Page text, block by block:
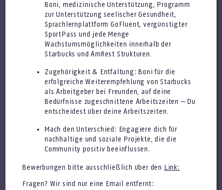
Boni, medizinische Unterstützung, Programm
zur Unterstützung seelischer Gesundheit,
Sprachlernplattform GoFluent, vergünstigter
SportPass und jede Menge
Wachstumsmöglichkeiten innerhalb der
Starbucks und AmRest Strukturen.
Zugehörigkeit & Entfaltung: Boni für die
erfolgreiche Weiterempfehlung von Starbucks
als Arbeitgeber bei Freunden, auf deine
Bedürfnisse zugeschnittene Arbeitszeiten – Du
entscheidest über deine Arbeitszeiten.
Mach den Unterschied: Engagiere dich für
nachhaltige und soziale Projekte, die die
Community positiv beeinflussen.
Bewerbungen bitte ausschließlich über den Link:
Fragen? Wir sind nur eine Email entfernt:
Abteilungsleiter (m/w/d) Schuhe
Unterabteilungsleiter (m/w/d)